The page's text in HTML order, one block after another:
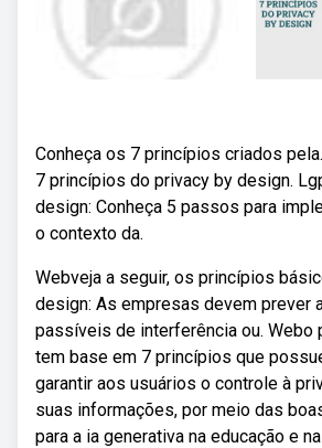
Conheça os 7 princípios criados
7 princípios do privacy by design.
design: Conheça 5 passos para
o contexto da.
Webveja a seguir, os princípios
design: As empresas devem prever
passíveis de interferência ou. Webo
tem base em 7 princípios que
garantir aos usuários o controle à
suas informações, por meio das
para a ia generativa na educação e